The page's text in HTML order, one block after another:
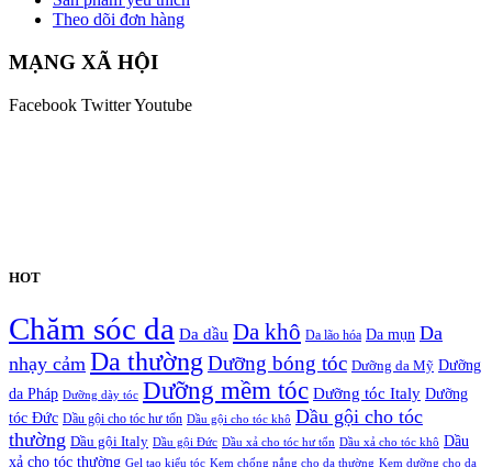
Theo dõi đơn hàng
MẠNG XÃ HỘI
Facebook TwitterYoutube
HOT
Chăm sóc da Da dầu Da khô Da lão hóa Da mụn Da
nhạy cảm Da thường Dưỡng bóng tóc Dưỡng da Mỹ Dưỡng
da Pháp Dưỡng dày tóc Dưỡng mềm tóc Dưỡng tóc Italy Dưỡng
tóc Đức Dầu gội cho tóc hư tổn Dầu gội cho tóc khô Dầu gội cho tóc
thường Dầu gội Italy Dầu gội Đức Dầu xả cho tóc hư tổn Dầu xả cho tóc khô Dầu
xả cho tóc thường Gel tạo kiểu tóc Kem chống nắng cho da thường Kem dưỡng cho da